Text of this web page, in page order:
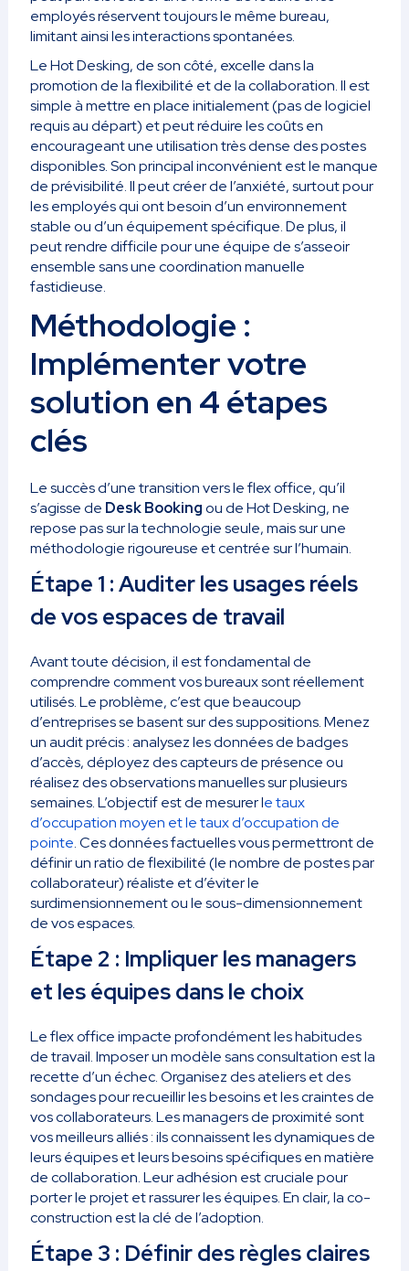
employés réservent toujours le même bureau,
limitant ainsi les interactions spontanées.
Le Hot Desking, de son côté, excelle dans la
promotion de la flexibilité et de la collaboration. Il est
simple à mettre en place initialement (pas de logiciel
requis au départ) et peut réduire les coûts en
encourageant une utilisation très dense des postes
disponibles. Son principal inconvénient est le manque
de prévisibilité. Il peut créer de l’anxiété, surtout pour
les employés qui ont besoin d’un environnement
stable ou d’un équipement spécifique. De plus, il
peut rendre difficile pour une équipe de s’asseoir
ensemble sans une coordination manuelle
fastidieuse.
Méthodologie :
Implémenter votre
solution en 4 étapes
clés
Le succès d’une transition vers le flex office, qu’il
s’agisse de Desk Bookingou de Hot Desking, ne
repose pas sur la technologie seule, mais sur une
méthodologie rigoureuse et centrée sur l’humain.
Étape 1 : Auditer les usages réels
de vos espaces de travail
Avant toute décision, il est fondamental de
comprendre comment vos bureaux sont réellement
utilisés. Le problème, c’est que beaucoup
d’entreprises se basent sur des suppositions. Menez
un audit précis : analysez les données de badges
d’accès, déployez des capteurs de présence ou
réalisez des observations manuelles sur plusieurs
semaines. L’objectif est de mesurer le taux
d’occupation moyen et le taux d’occupation de
pointe. Ces données factuelles vous permettront de
définir un ratio de flexibilité (le nombre de postes par
collaborateur) réaliste et d’éviter le
surdimensionnement ou le sous-dimensionnement
de vos espaces.
Étape 2 : Impliquer les managers
et les équipes dans le choix
Le flex office impacte profondément les habitudes
de travail. Imposer un modèle sans consultation est la
recette d’un échec. Organisez des ateliers et des
sondages pour recueillir les besoins et les craintes de
vos collaborateurs. Les managers de proximité sont
vos meilleurs alliés : ils connaissent les dynamiques de
leurs équipes et leurs besoins spécifiques en matière
de collaboration. Leur adhésion est cruciale pour
porter le projet et rassurer les équipes. En clair, la co-
construction est la clé de l’adoption.
Étape 3 : Définir des règles claires